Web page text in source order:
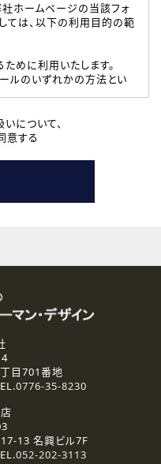
社ホームページの当該フォ
ては、以下の利用目的の範
に利用いたします。
ルのいずれかの方法とい
時の参考情報として利
業の皆様
に利用いたします。
ルのいずれかの方法とい
のために利用いたしま
するために利用いたし
ルのいずれかの方法とい
の規定に従う場合を除き、
を満たした委託先に、個
について、
意する
目701番地
0776-35-8230
13 名興ビル7F
052-202-3113